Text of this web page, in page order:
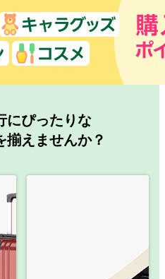
にぴったりな
揃えませんか？